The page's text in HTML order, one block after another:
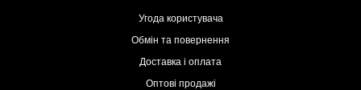
Угода користувача
Обмін та повернення
Доставка і оплата
Оптові продажі